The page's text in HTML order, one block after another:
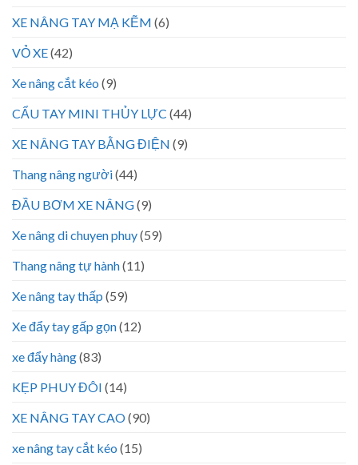
XE NÂNG TAY MẠ KẼM (6)
VỎ XE(42)
Xe nâng cắt kéo (9)
CẨU TAY MINI THỦY LỰC (44)
XE NÂNG TAY BẰNG ĐIỆN (9)
Thang nâng người(44)
ĐẦU BƠM XE NÂNG(9)
Xe nâng di chuyen phuy(59)
Thang nâng tự hành(11)
Xe nâng tay thấp (59)
Xe đẩy tay gấp gọn(12)
xe đẩy hàng(83)
KẸP PHUY ĐÔI (14)
XE NÂNG TAY CAO(90)
xe nâng tay cắt kéo (15)